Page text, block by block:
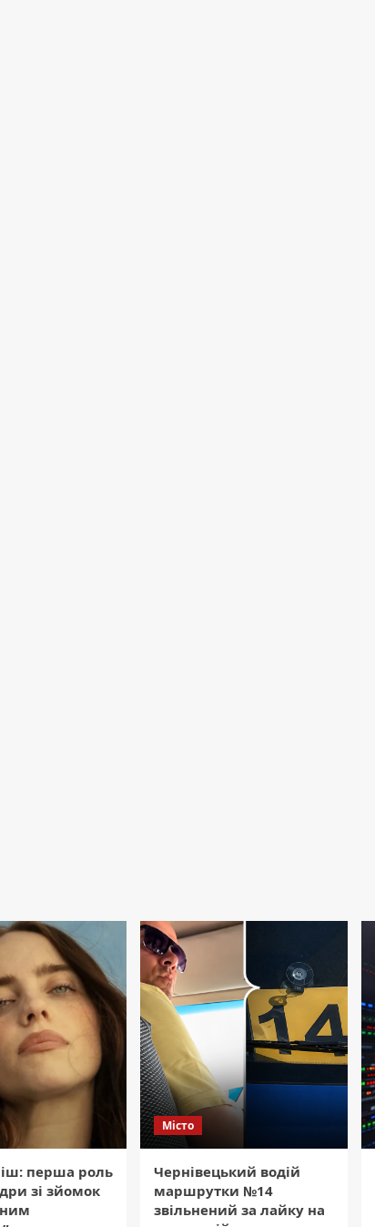
перша роль
зі зйомок
Місто
Чернівецький водій
маршрутки №14
звільнений за лайку на